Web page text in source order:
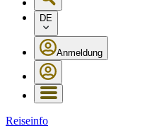
DE
Anmeldung
Reiseinfo